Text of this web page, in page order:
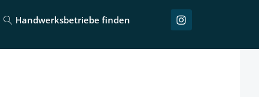
Handwerksbetriebe finden